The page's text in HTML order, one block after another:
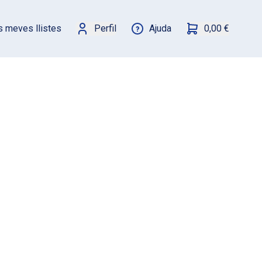
meves llistes Perfil Ajuda 0,00 €